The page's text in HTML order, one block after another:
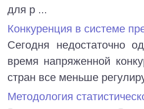
для р ...
Конкуренция в системе
Сегодня недостаточно
время напряженной
стран все меньше
Методология